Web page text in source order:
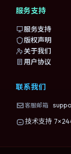
服务支持
服务支持
版权声明
关于我们
用户协议
联系我们
客服邮箱
技术支持